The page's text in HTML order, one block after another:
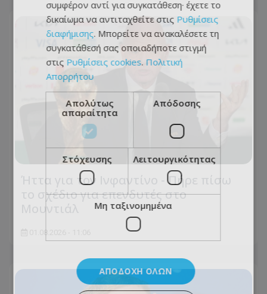
Ήττα για τον Ινφαντίνο - Πήρε πίσω
το σχέδιο για επενδυτές στο
συμφέρον αντί για συγκατάθεση· έχετε το
δικαίωμα να αντιταχθείτε στις Ρυθμίσεις
διαφήμισης. Μπορείτε να ανακαλέσετε τη
συγκατάθεσή σας οποιαδήποτε στιγμή
στις Ρυθμίσεις cookies. Πολιτική
Απορρήτου
Απολύτως
απαραίτητα
Απόδοσης
Στόχευσης Λειτουργικότητας
Μη ταξινομημένα
ΑΠΟΔΟΧΉ ΌΛΩΝ